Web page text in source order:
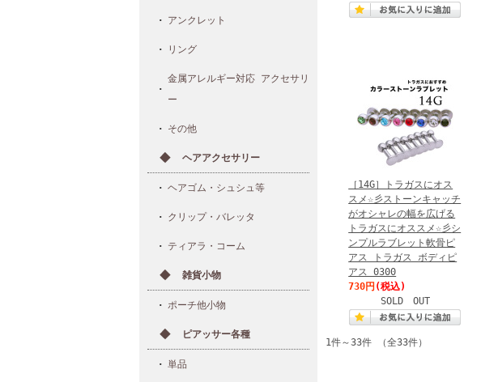
アンクレット
リング
金属アレルギー対応 アクセサリ
ー
その他
ヘアアクセサリー
ヘアゴム・シュシュ等
クリップ・バレッタ
ティアラ・コーム
雑貨小物
ポーチ他小物
ピアッサー各種
単品
［14G］トラガスにオス
スメ☆彡ストーンキャッチ
がオシャレの幅を広げる
トラガスにオススメ☆彡シ
ンプルラブレット軟骨ピ
アス トラガス ボディピ
アス 0300
730円 (税込)
SOLD OUT
1件～33件 （全33件）